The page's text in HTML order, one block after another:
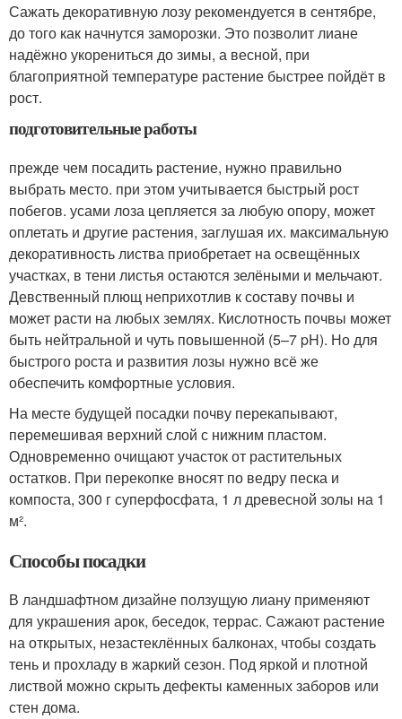
Сажать декоративную лозу рекомендуется в сентябре,
до того как начнутся заморозки. Это позволит лиане
надёжно укорениться до зимы, а весной, при
благоприятной температуре растение быстрее пойдёт в
рост.
подготовительные работы
прежде чем посадить растение, нужно правильно
выбрать место. при этом учитывается быстрый рост
побегов. усами лоза цепляется за любую опору, может
оплетать и другие растения, заглушая их. максимальную
декоративность листва приобретает на освещённых
участках, в тени листья остаются зелёными и мельчают.
Девственный плющ неприхотлив к составу почвы и
может расти на любых землях. Кислотность почвы может
быть нейтральной и чуть повышенной (5–7 pH). Но для
быстрого роста и развития лозы нужно всё же
обеспечить комфортные условия.
На месте будущей посадки почву перекапывают,
перемешивая верхний слой с нижним пластом.
Одновременно очищают участок от растительных
остатков. При перекопке вносят по ведру песка и
компоста, 300 г суперфосфата, 1 л древесной золы на 1
м².
Способы посадки
В ландшафтном дизайне ползущую лиану применяют
для украшения арок, беседок, террас. Сажают растение
на открытых, незастеклённых балконах, чтобы создать
тень и прохладу в жаркий сезон. Под яркой и плотной
листвой можно скрыть дефекты каменных заборов или
стен дома.